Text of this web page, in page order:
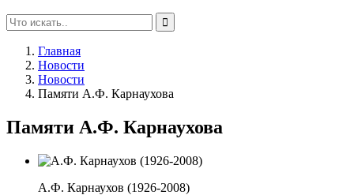
Главная
Новости
Новости
Памяти А.Ф. Карнаухова
Памяти А.Ф. Карнаухова
А.Ф. Карнаухов (1926-2008)